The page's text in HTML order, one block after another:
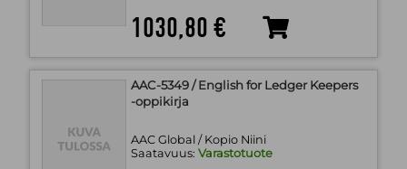
1030,80 €
AAC-5349 / English for Ledger Keepers
-oppikirja
AAC Global / Kopio Niini
Saatavuus: Varastotuote